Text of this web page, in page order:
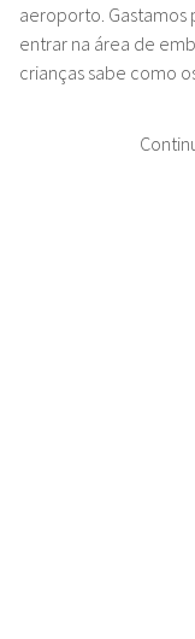
aeroporto. Gastamos
entrar na área de
crianças sabe como